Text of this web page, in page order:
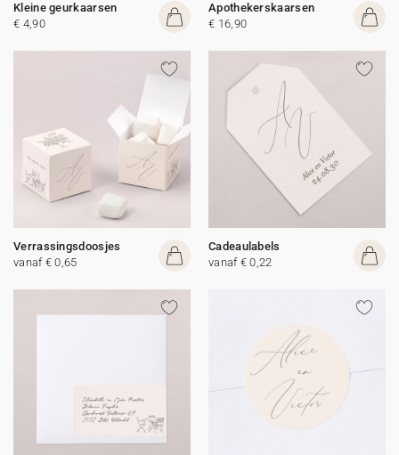
Kleine geurkaarsen
€ 4,90
Apothekerskaarsen
€ 16,90
Verrassingsdoosjes
vanaf € 0,65
Cadeaulabels
vanaf € 0,22